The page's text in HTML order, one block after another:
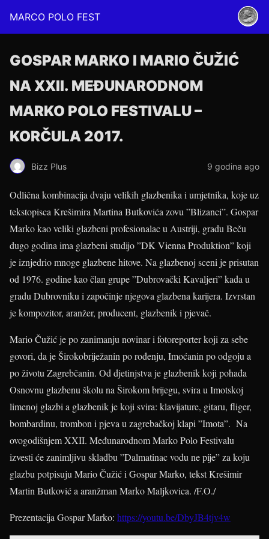
MARCO POLO FEST
GOSPAR MARKO I MARIO ČUŽIĆ
NA XXII. MEĐUNARODNOM
MARKO POLO FESTIVALU –
KORČULA 2017.
Bizz Plus 9 godina ago
Odlična kombinacija dvaju velikih glazbenika i umjetnika, koje uz
tekstopisca Krešimira Martina Butkovića zovu ”Blizanci”. Gospar
Marko kao veliki glazbeni profesionalac u Austriji, gradu Beču
dugo godina ima glazbeni studijo ”DK Vienna Produktion” koji
je iznjedrio mnoge glazbene hitove. Na glazbenoj sceni je prisutan
od 1976. godine kao član grupe ”Dubrovački Kavaljeri” kada u
gradu Dubrovniku i započinje njegova glazbena karijera. Izvrstan
je kompozitor, aranžer, producent, glazbenik i pjevač.
Mario Čužić je po zanimanju novinar i fotoreporter koji za sebe
govori, da je Širokobriježanin po rođenju, Imoćanin po odgoju a
po životu Zagrebčanin. Od djetinjstva je glazbenik koji pohađa
Osnovnu glazbenu školu na Širokom brijegu, svira u Imotskoj
limenoj glazbi a glazbenik je koji svira: klavijature, gitaru, fliger,
bombardinu, trombon i pjeva u zagrebačkoj klapi ”Imota”. Na
ovogodišnjem XXII. Međunarodnom Marko Polo Festivalu
izvesti će zanimljivu skladbu ”Dalmatinac vodu ne pije” za koju
glazbu potpisuju Mario Čužić i Gospar Marko, tekst Krešimir
Martin Butković a aranžman Marko Maljkovica. /F.O./
Prezentacija Gospar Marko: https://youtu.be/DbyJB4tjv4w